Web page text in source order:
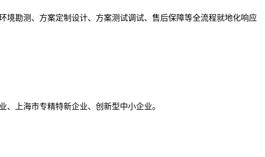
勘测、方案定制设计、方案测试调试、售后保障等全流程就地化响应
、上海市专精特新企业、创新型中小企业。